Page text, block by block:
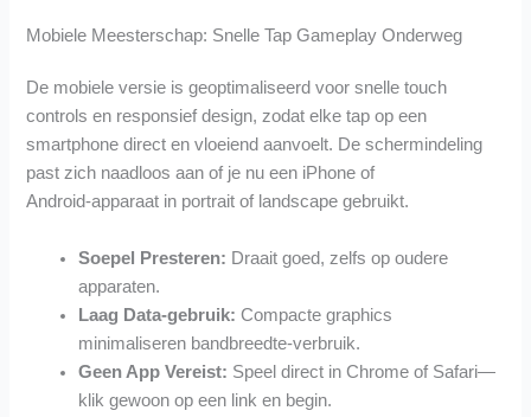
Mobiele Meesterschap: Snelle Tap Gameplay Onderweg
De mobiele versie is geoptimaliseerd voor snelle touch
controls en responsief design, zodat elke tap op een
smartphone direct en vloeiend aanvoelt. De schermindeling
past zich naadloos aan of je nu een iPhone of
Android‑apparaat in portrait of landscape gebruikt.
Soepel Presteren: Draait goed, zelfs op oudere
apparaten.
Laag Data‑gebruik: Compacte graphics
minimaliseren bandbreedte‑verbruik.
Geen App Vereist: Speel direct in Chrome of Safari—
klik gewoon op een link en begin.